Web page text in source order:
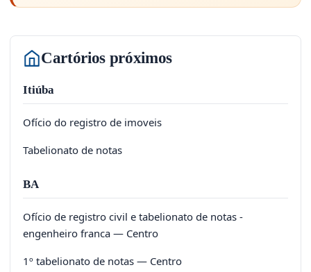
Cartórios próximos
Itiúba
Ofício do registro de imoveis
Tabelionato de notas
BA
Ofício de registro civil e tabelionato de notas -
engenheiro franca — Centro
1º tabelionato de notas — Centro